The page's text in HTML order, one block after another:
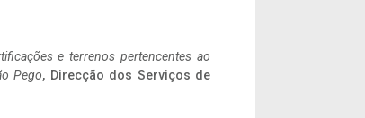
e terrenos pertencentes ao
Pego, Direcção dos Serviços de